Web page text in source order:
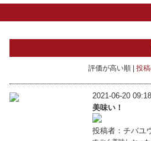
評価が高い順 投
2021-06-20
美味い！
投稿者：チバユ